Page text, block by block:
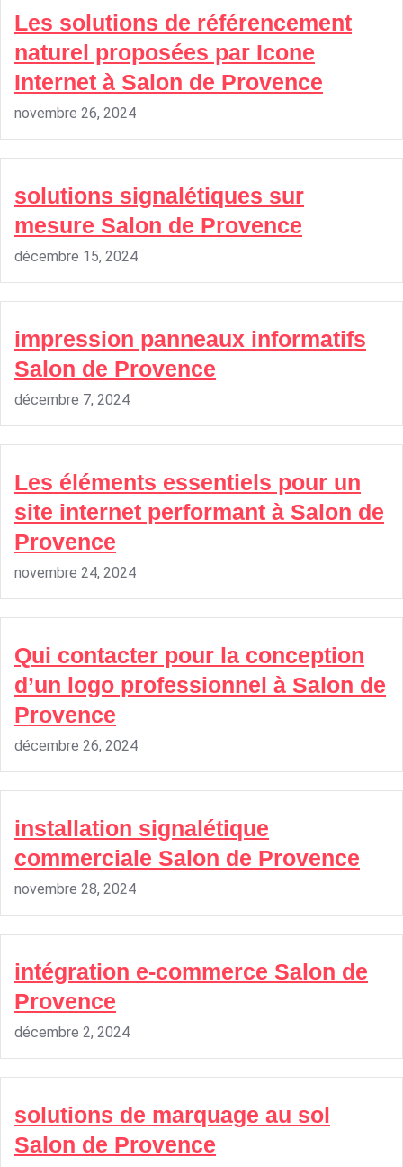
Les solutions de référencement
naturel proposées par Icone
Internet à Salon de Provence
novembre 26, 2024
solutions signalétiques sur
mesure Salon de Provence
décembre 15, 2024
impression panneaux informatifs
Salon de Provence
décembre 7, 2024
Les éléments essentiels pour un
site internet performant à Salon de
Provence
novembre 24, 2024
Qui contacter pour la conception
d’un logo professionnel à Salon de
Provence
décembre 26, 2024
installation signalétique
commerciale Salon de Provence
novembre 28, 2024
intégration e-commerce Salon de
Provence
décembre 2, 2024
solutions de marquage au sol
Salon de Provence